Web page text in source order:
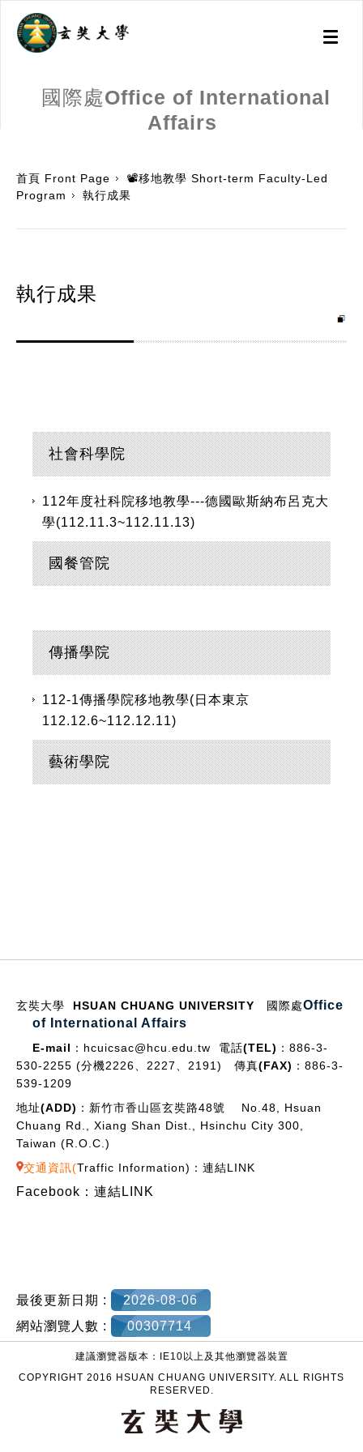
Toggle
國際處Office of International
Affairs
首頁 Front Page
📽️移地教學 Short-term Faculty-Led
Program
執行成果
執行成果
社會科學院
112年度社科院移地教學---德國歐斯納布呂克大
學(112.11.3~112.11.13)
國餐管院
傳播學院
112-1傳播學院移地教學(日本東京
112.12.6~112.12.11)
藝術學院
玄奘大學 HSUAN CHUANG UNIVERSITY 國際處Office
of International Affairs
E-mail： hcuicsac@hcu.edu.tw 電話(TEL)： 886-3-
530-2255 (分機2226、2227、2191) 傳真(FAX)： 886-3-
539-1209
地址(ADD)： 新竹市香山區玄奘路48號 No.48, Hsuan
Chuang Rd., Xiang Shan Dist., Hsinchu City 300,
Taiwan (R.O.C.)
交通資訊(Traffic Information)： 連結LINK
Facebook： 連結LINK
最後更新日期 :
2026-08-06
網站瀏覽人數 :
00307714
建議瀏覽器版本：IE10以上及其他瀏覽器裝置
COPYRIGHT 2016 HSUAN CHUANG UNIVERSITY. ALL RIGHTS
RESERVED.